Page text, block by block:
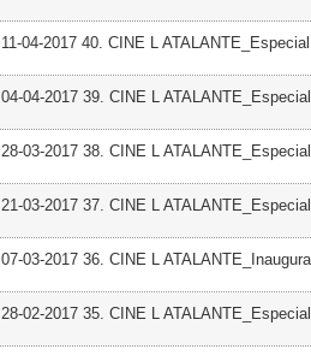
11-04-2017 40. CINE L
04-04-2017 39. CINE L
28-03-2017 38. CINE L
21-03-2017 37. CINE L
07-03-2017 36. CINE L
28-02-2017 35. CINE L